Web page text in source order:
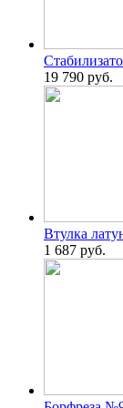
19 790 руб.
Втулка
1 687 руб.